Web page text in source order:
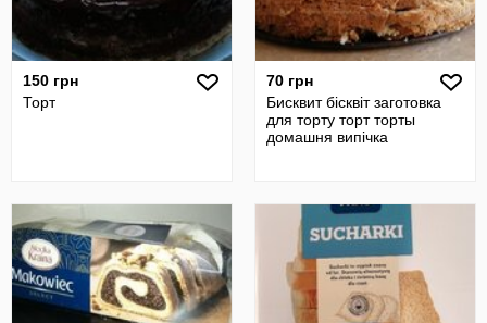
150 грн
Торт
70 грн
Бисквит бісквіт заготовка
для торту торт торты
домашня випічка